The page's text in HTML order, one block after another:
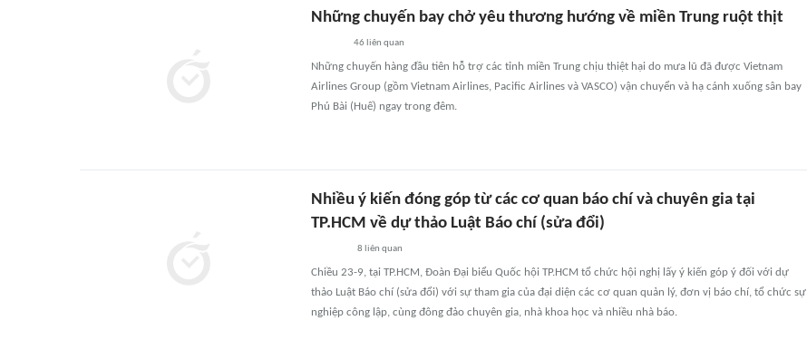
Những chuyến bay chở yêu thương hướng về miền Trung ruột thịt
46 liên quan
Những chuyến hàng đầu tiên hỗ trợ các tỉnh miền Trung chịu thiệt hại do mưa lũ đã được Vietnam
Airlines Group (gồm Vietnam Airlines, Pacific Airlines và VASCO) vận chuyển và hạ cánh xuống sân bay
Phú Bài (Huế) ngay trong đêm.
Nhiều ý kiến đóng góp từ các cơ quan báo chí và chuyên gia tại
TP.HCM về dự thảo Luật Báo chí (sửa đổi)
8 liên quan
Chiều 23-9, tại TP.HCM, Đoàn Đại biểu Quốc hội TP.HCM tổ chức hội nghị lấy ý kiến góp ý đối với dự
thảo Luật Báo chí (sửa đổi) với sự tham gia của đại diện các cơ quan quản lý, đơn vị báo chí, tổ chức sự
nghiệp công lập, cùng đông đảo chuyên gia, nhà khoa học và nhiều nhà báo.